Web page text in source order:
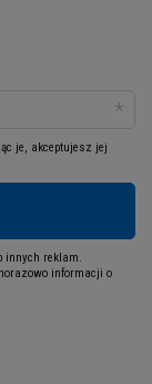
je, akceptujesz jej
innych reklam.
informacji o